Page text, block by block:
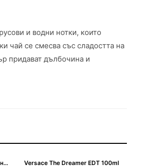
и водни нотки, които
чай се смесва със сладостта на
придават дълбочина и
Carolina Herrera 212 EDT Тоалетна вода за Мъже Versace The Dreamer EDT 100ml